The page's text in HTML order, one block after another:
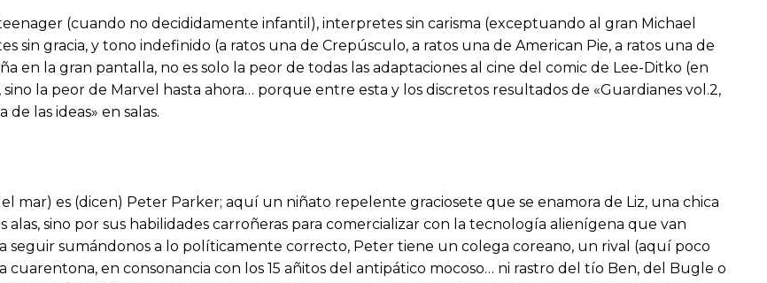
(cuando no decididamente infantil), interpretes sin carisma (exceptuando al gran Michael
sin gracia, y tono indefinido (a ratos una de Crepúsculo, a ratos una de American Pie, a ratos una de
en la gran pantalla, no es solo la peor de todas las adaptaciones al cine del comic de Lee-Ditko (en
la peor de Marvel hasta ahora… porque entre esta y los discretos resultados de «Guardianes vol.2,
las ideas» en salas.
mar) es (dicen) Peter Parker; aquí un niñato repelente graciosete que se enamora de Liz, una chica
sino por sus habilidades carroñeras para comercializar con la tecnología alienígena que van
seguir sumándonos a lo políticamente correcto, Peter tiene un colega coreano, un rival (aquí poco
en consonancia con los 15 añitos del antipático mocoso… ni rastro del tío Ben, del Bugle o